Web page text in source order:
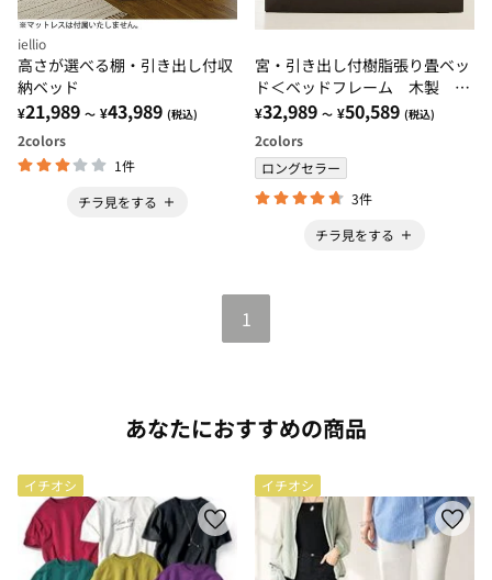
iellio
高さが選べる棚・引き出し付収
納ベッド
¥21,989 ～ ¥43,989 (税込)
2colors
1件
チラ見をする
宮・引き出し付樹脂張り畳ベッ
ド＜ベッドフレーム 木製 大
量収納 宮棚付き 家具 寝
具 硬め 樹脂製畳＞
¥32,989 ～ ¥50,589 (税込)
2colors
ロングセラー
3件
チラ見をする
1
あなたにおすすめの商品
イチオシ イチオシ